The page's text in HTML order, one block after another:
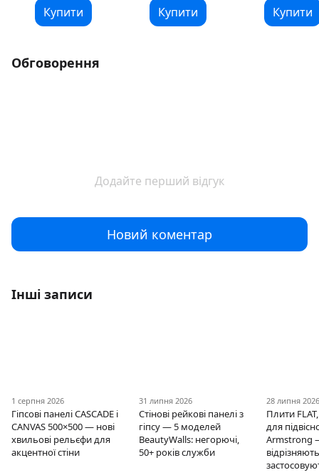
Купити Купити Купити
Обговорення
Додайте перший відгук
Новий коментар
Інші записи
1 серпня 2026
Гіпсові панелі CASCADE і
CANVAS 500×500 — нові
хвильові рельєфи для
акцентної стіни
31 липня 2026
Стінові рейкові панелі з
гіпсу — 5 моделей
BeautyWalls: негорючі,
50+ років служби
28 липня
Плити FLAT,
для
Armstrong